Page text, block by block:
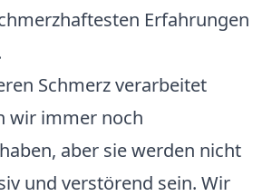
Erfahrungen
Schmerz verarbeitet
wir immer noch
aber sie werden nicht
und verstörend sein. Wir